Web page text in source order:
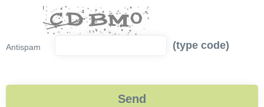
Antispam (type code)